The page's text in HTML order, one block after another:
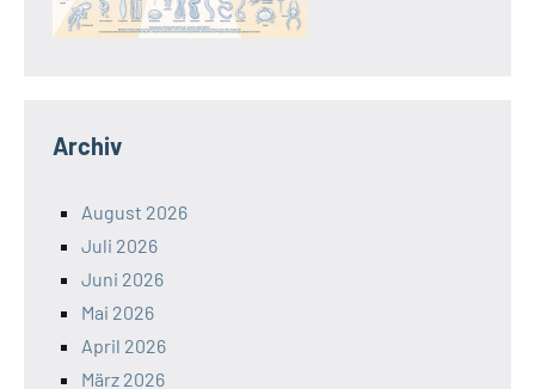
Archiv
August 2026
Juli 2026
Juni 2026
Mai 2026
April 2026
März 2026